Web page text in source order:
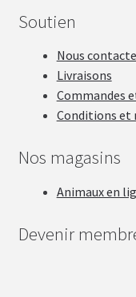
Soutien
Nous
Livraisons
Commandes
Conditions et
Nos magasins
Animaux en
Devenir